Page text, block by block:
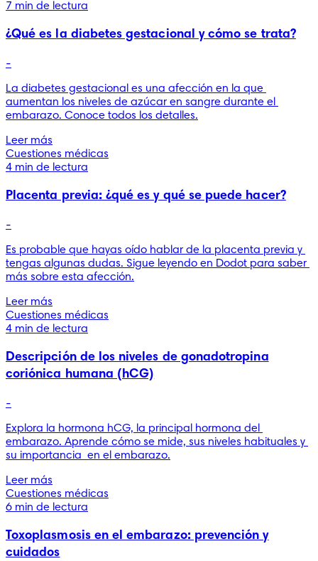
7 min de lectura
¿Qué es la diabetes gestacional y cómo se trata?
-
La diabetes gestacional es una afección en la que
aumentan los niveles de azúcar en sangre durante el
embarazo. Conoce todos los detalles.
Leer más
Cuestiones médicas
4 min de lectura
Placenta previa: ¿qué es y qué se puede hacer?
-
Es probable que hayas oído hablar de la placenta previa y
tengas algunas dudas. Sigue leyendo en Dodot para saber
más sobre esta afección.
Leer más
Cuestiones médicas
4 min de lectura
Descripción de los niveles de gonadotropina
coriónica humana (hCG)
-
Explora la hormona hCG, la principal hormona del
embarazo. Aprende cómo se mide, sus niveles habituales y
su importancia  en el embarazo.
Leer más
Cuestiones médicas
6 min de lectura
Toxoplasmosis en el embarazo: prevención y
cuidados